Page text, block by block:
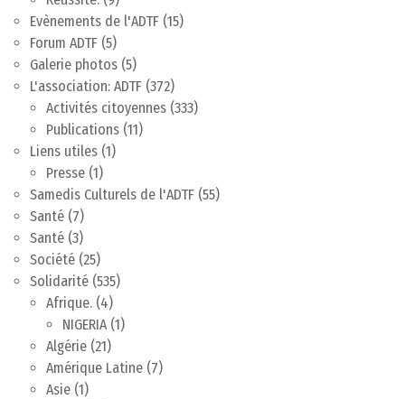
Evènements de l'ADTF (15)
Forum ADTF (5)
Galerie photos (5)
L'association: ADTF (372)
Activités citoyennes (333)
Publications (11)
Liens utiles (1)
Presse (1)
Samedis Culturels de l'ADTF (55)
Santé (7)
Santé (3)
Société (25)
Solidarité (535)
Afrique. (4)
NIGERIA (1)
Algérie (21)
Amérique Latine (7)
Asie (1)